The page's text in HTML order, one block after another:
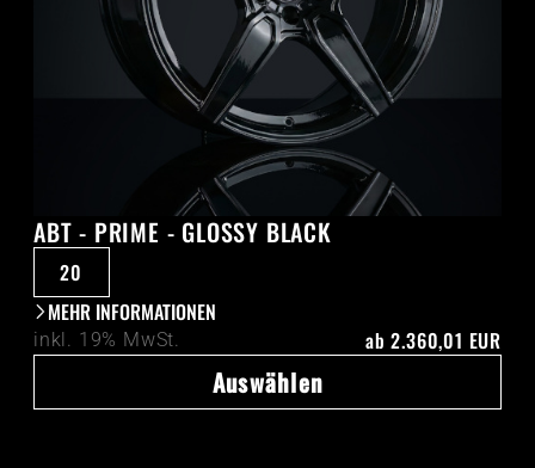
ABT - PRIME - GLOSSY BLACK
20
MEHR INFORMATIONEN
inkl. 19% MwSt. ab2.360,01 EUR
Auswählen